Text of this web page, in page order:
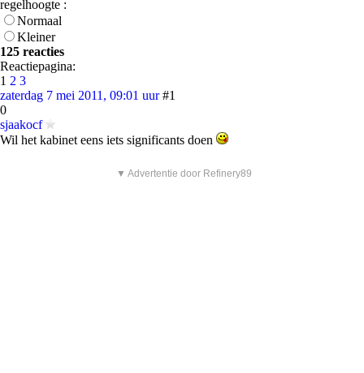
regelhoogte :
Normaal
Kleiner
125 reacties
Reactiepagina:
1 2 3
zaterdag 7 mei 2011, 09:01 uur #1
0
sjaakocf
Wil het kabinet eens iets significants doen
▼ Advertentie door Refinery89